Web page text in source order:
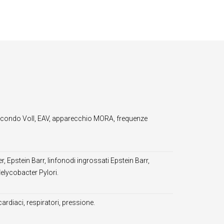
Voll, EAV, apparecchio MORA, frequenze
Epstein Barr, linfonodi ingrossati Epstein Barr,
Pylori.
respiratori, pressione.